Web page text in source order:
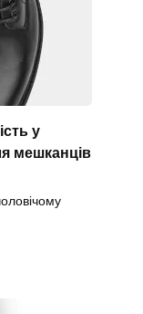
у
мешканців